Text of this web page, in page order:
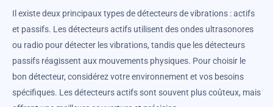
Il existe deux principaux types de détecteurs de vibrations : actifs
et passifs. Les détecteurs actifs utilisent des ondes ultrasonores
ou radio pour détecter les vibrations, tandis que les détecteurs
passifs réagissent aux mouvements physiques. Pour choisir le
bon détecteur, considérez votre environnement et vos besoins
spécifiques. Les détecteurs actifs sont souvent plus coûteux, mais